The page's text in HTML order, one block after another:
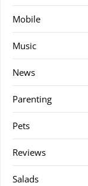
Mobile
Music
News
Parenting
Pets
Reviews
Salads